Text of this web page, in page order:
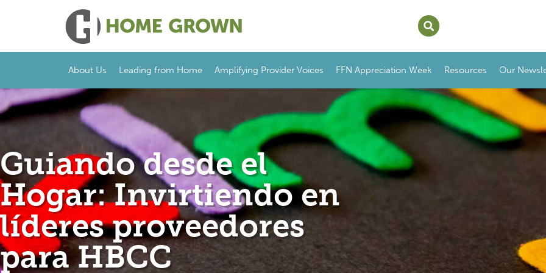
About Us Leading from Home Amplifying Provider Voices FFN Appreciation Week Resources Our
Guiando desde el
Hogar: Invirtiendo en
líderes proveedores
para HBCC